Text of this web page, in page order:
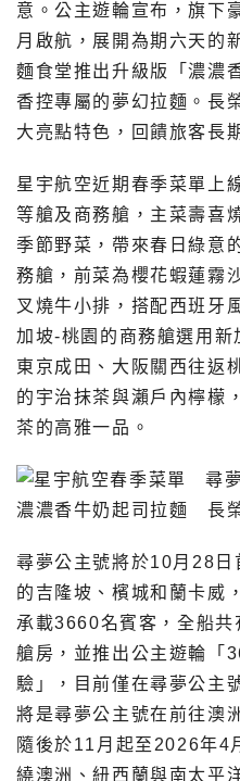
意。公主遊輪宣布，旗下
月啟航，展開為期六天的
麵食堂推出升級版「濃濃
香控專屬的夢幻拉麵。長
大亮點特色，回饋旅客長
星宇航空近期春季菜單上
等艙及商務艙，主菜壽喜
季節野菜，帶來春日綠意
務艙，前菜為櫻花蝦蓮霧
叉燒牛小排，搭配西班牙
加坡-桃園的商務艙選用新
東京成田、大阪關西往返
的宇治抹茶與瀨戶內檸檬
茶的高雅一品。
尋夢公主號將於10月28日
的吉隆坡、檳城和蘭卡威
承載3660名賓客，全船
艙房，並推出公主遊輪「
驗」，目前僅在尋夢公主
將是尋夢公主號在前往澳
隨後於11月起至2026年4
繞澳洲、紐西蘭與南太平